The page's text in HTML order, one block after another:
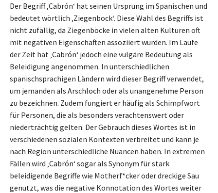
Der Begriff ‚Cabrón‘ hat seinen Ursprung im Spanischen und
bedeutet wörtlich ‚Ziegenbock‘. Diese Wahl des Begriffs ist
nicht zufällig, da Ziegenböcke in vielen alten Kulturen oft
mit negativen Eigenschaften assoziiert wurden. Im Laufe
der Zeit hat ‚Cabrón‘ jedoch eine vulgäre Bedeutung als
Beleidigung angenommen. In unterschiedlichen
spanischsprachigen Ländern wird dieser Begriff verwendet,
um jemanden als Arschloch oder als unangenehme Person
zu bezeichnen. Zudem fungiert er häufig als Schimpfwort
für Personen, die als besonders verachtenswert oder
niederträchtig gelten. Der Gebrauch dieses Wortes ist in
verschiedenen sozialen Kontexten verbreitet und kann je
nach Region unterschiedliche Nuancen haben. In extremen
Fällen wird ‚Cabrón‘ sogar als Synonym für stark
beleidigende Begriffe wie Motherf*cker oder dreckige Sau
genutzt, was die negative Konnotation des Wortes weiter